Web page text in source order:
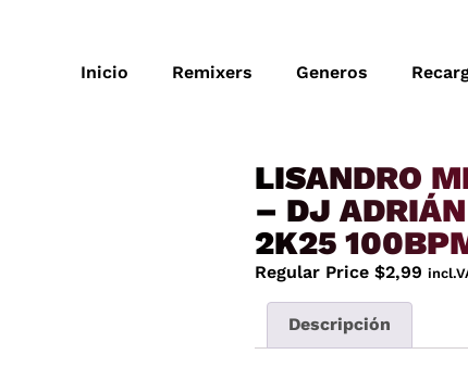
Inicio Remixers Generos
LISANDRO
– DJ
2K25
Regular Price $2,99
Descripción